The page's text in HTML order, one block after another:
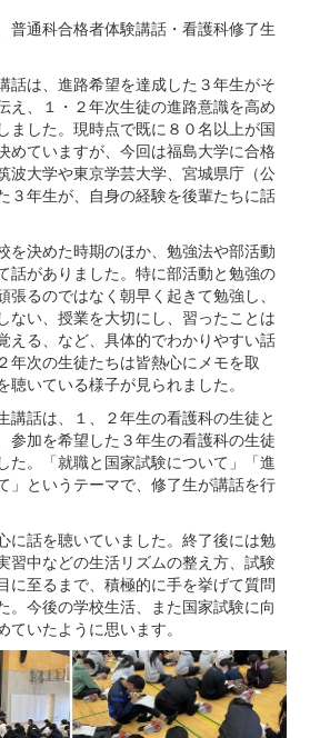
普通科合格者体験講話・看護科修了生
話は、進路希望を達成した３年生がそ
え、１・２年次生徒の進路意識を高め
ました。現時点で既に８０名以上が国
めていますが、今回は福島大学に合格
波大学や東京学芸大学、宮城県庁（公
３年生が、自身の経験を後輩たちに話
を決めた時期のほか、勉強法や部活動
話がありました。特に部活動と勉強の
張るのではなく朝早く起きて勉強し、
ない、授業を大切にし、習ったことは
える、など、具体的でわかりやすい話
年次の生徒たちは皆熱心にメモを取
聴いている様子が見られました。
講話は、１、２年生の看護科の生徒と
参加を希望した３年生の看護科の生徒
た。「就職と国家試験について」「進
」というテーマで、修了生が講話を行
に話を聴いていました。終了後には勉
習中などの生活リズムの整え方、試験
に至るまで、積極的に手を挙げて質問
。今後の学校生活、また国家試験に向
いたように思います。